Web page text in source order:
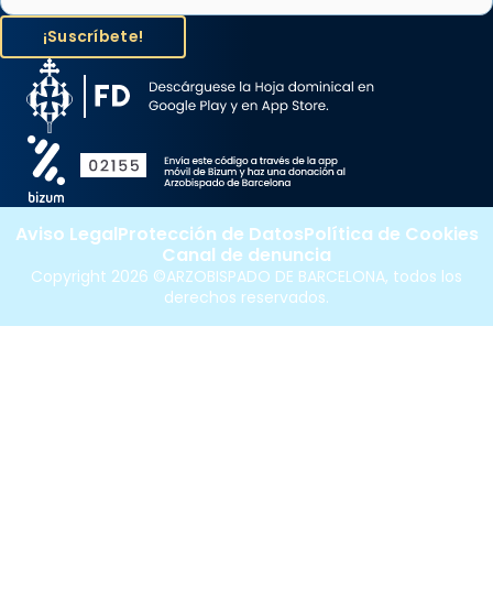
Copyright 2026 ©ARZOBISPADO DE BARCELONA, todos los
derechos reservados.
Aviso LegalProtección de DatosPolítica de Cookies
Canal de denuncia